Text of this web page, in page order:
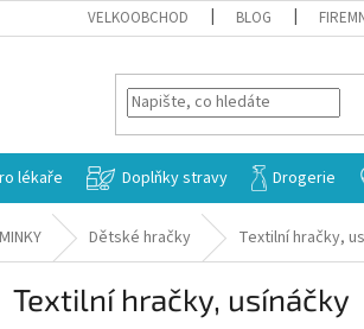
VELKOOBCHOD BLOG
lékaře Doplňky stravy Drogerie
Dětské hračky Textilní hračky,
Textilní hračky, usínáčky